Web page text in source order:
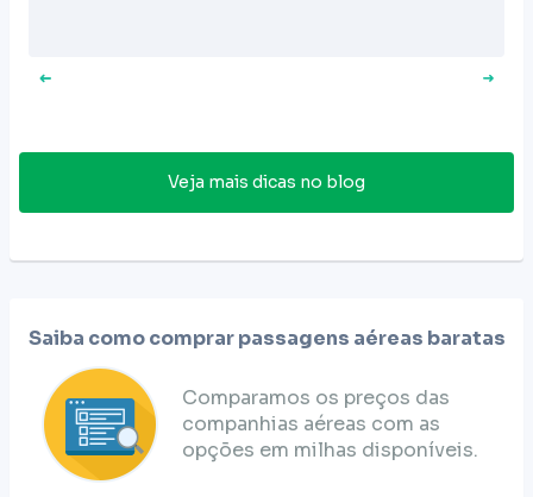
Veja mais dicas no blog
Saiba como comprar passagens aéreas baratas
Comparamos os preços das
companhias aéreas com as
opções em milhas disponíveis.